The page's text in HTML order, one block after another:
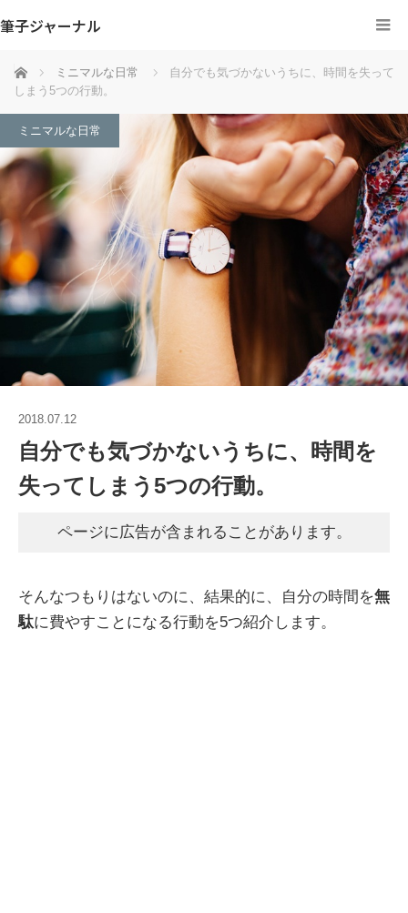
筆子ジャーナル
ホーム ミニマルな日常
自分でも気づかないうちに、時間を失って
しまう5つの行動。
ミニマルな日常
2018.07.12
自分でも気づかないうちに、時間を
失ってしまう5つの行動。
ページに広告が含まれることがあります。
そんなつもりはないのに、結果的に、自分の時間を無
駄に費やすことになる行動を5つ紹介します。